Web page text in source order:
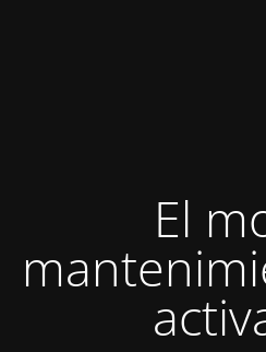
El